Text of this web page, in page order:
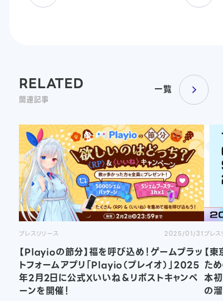
RELATED
関連記事
一覧
プレスリリース 2025/01/31
【Playioの節分】福を呼び込め！ゲームプラッ
トフォームアプリ「Playio（プレイオ）」2025
年2月2日に公式Xいいね＆リポストキャンペ
ーンを開催！
プレス
【
た
本
の